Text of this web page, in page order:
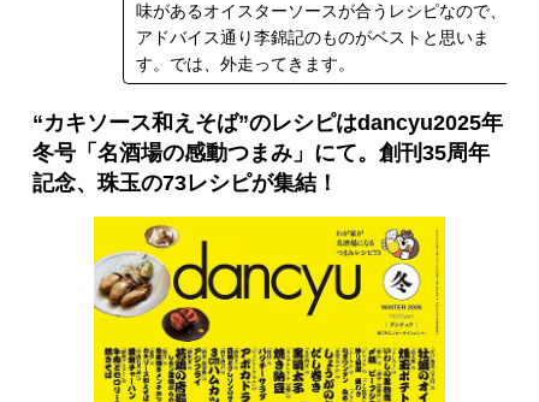
味があるオイスターソースが合うレシピなので、
アドバイス通り李錦記のものがベストと思いま
す。では、外走ってきます。
“カキソース和えそば”のレシピはdancyu2025年
冬号「名酒場の感動つまみ」にて。創刊35周年
記念、珠玉の73レシピが集結！